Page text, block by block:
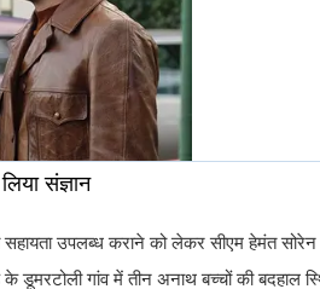
संज्ञान
उपलब्ध कराने को लेकर सीएम हेमंत
डूमरटोली गांव में तीन अनाथ बच्चों की बदहाल